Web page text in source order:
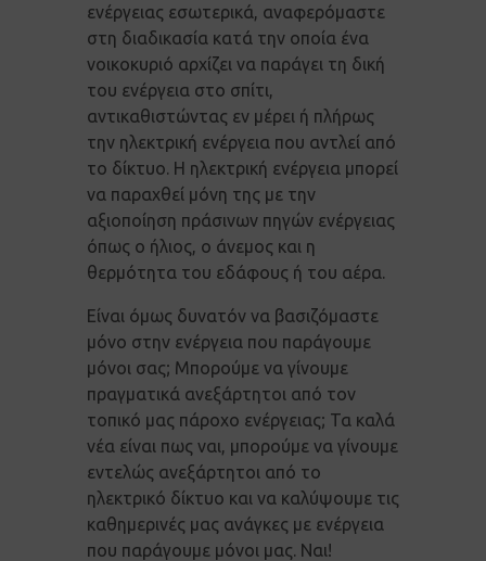
ενέργειας εσωτερικά, αναφερόμαστε
στη διαδικασία κατά την οποία ένα
νοικοκυριό αρχίζει να παράγει τη δική
του ενέργεια στο σπίτι,
αντικαθιστώντας εν μέρει ή πλήρως
την ηλεκτρική ενέργεια που αντλεί από
το δίκτυο. Η ηλεκτρική ενέργεια μπορεί
να παραχθεί μόνη της με την
αξιοποίηση πράσινων πηγών ενέργειας
όπως ο ήλιος, ο άνεμος και η
θερμότητα του εδάφους ή του αέρα.
Είναι όμως δυνατόν να βασιζόμαστε
μόνο στην ενέργεια που παράγουμε
μόνοι σας; Μπορούμε να γίνουμε
πραγματικά ανεξάρτητοι από τον
τοπικό μας πάροχο ενέργειας; Τα καλά
νέα είναι πως ναι, μπορούμε να γίνουμε
εντελώς ανεξάρτητοι από το
ηλεκτρικό δίκτυο και να καλύψουμε τις
καθημερινές μας ανάγκες με ενέργεια
που παράγουμε μόνοι μας. Ναι!